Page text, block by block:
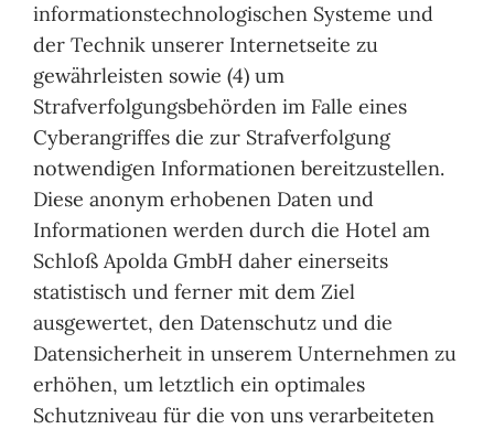
informationstechnologischen Systeme und
der Technik unserer Internetseite zu
gewährleisten sowie (4) um
Strafverfolgungsbehörden im Falle eines
Cyberangriffes die zur Strafverfolgung
notwendigen Informationen bereitzustellen.
Diese anonym erhobenen Daten und
Informationen werden durch die Hotel am
Schloß Apolda GmbH daher einerseits
statistisch und ferner mit dem Ziel
ausgewertet, den Datenschutz und die
Datensicherheit in unserem Unternehmen zu
erhöhen, um letztlich ein optimales
Schutzniveau für die von uns verarbeiteten